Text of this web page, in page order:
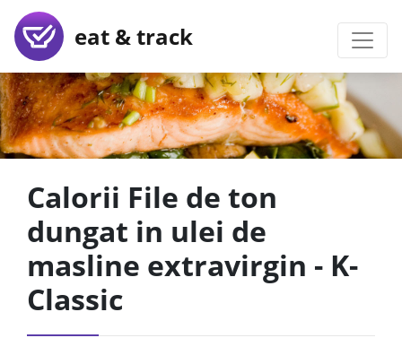
eat & track
Calorii File de ton
dungat in ulei de
masline extravirgin - K-
Classic